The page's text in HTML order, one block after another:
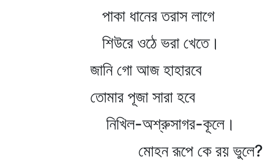
পাকা ধানের তরাস লাগে
শিউরে ওঠে ভরা খেতে।
জানি গো আজ হাহারবে
তোমার পূজা সারা হবে
নিখিল-অশ্রুসাগর-কূলে।
মোহন রূপে কে রয় ভুলে?